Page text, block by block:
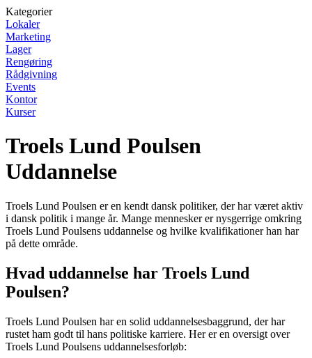
Kategorier
Lokaler
Marketing
Lager
Rengøring
Rådgivning
Events
Kontor
Kurser
Troels Lund Poulsen
Uddannelse
Troels Lund Poulsen er en kendt dansk politiker, der har været aktiv
i dansk politik i mange år. Mange mennesker er nysgerrige omkring
Troels Lund Poulsens uddannelse og hvilke kvalifikationer han har
på dette område.
Hvad uddannelse har Troels Lund
Poulsen?
Troels Lund Poulsen har en solid uddannelsesbaggrund, der har
rustet ham godt til hans politiske karriere. Her er en oversigt over
Troels Lund Poulsens uddannelsesforløb: